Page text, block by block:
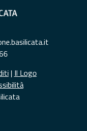
| Il Logo